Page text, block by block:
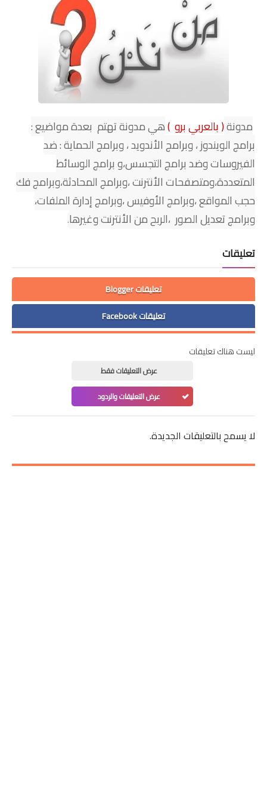
شبكات تواصل اجتماعي
أندرويد
مدونة( بالعربي برو )هي مدونة تهتم بعدة مواضيع :
برامج الويندوز ، وبرامج الأندويد ، وبرامج الحماية : ضد
الفيروسات وضد برامج التجسس،و برامج الوسائط
المتعددة،ومتصفحات الأنترنت ،وبرامج المحادثة،وبرامج فك
حجب المواقع ،وبرامج الأوفيس ،وبرامج إدارة الملفات،
وبرامج تعديل الصور ،الربح من الأنترنت وغيرها.
تعليقات
تعليقات Blogger
تعليقات Facebook
ليست هناك تعليقات
عرض التعليقات فقط
عرض التعليقات والردود
لا يسمح بالتعليقات الجديدة.